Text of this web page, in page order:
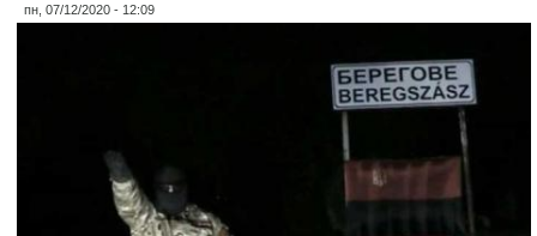
пн, 07/12/2020 - 12:09